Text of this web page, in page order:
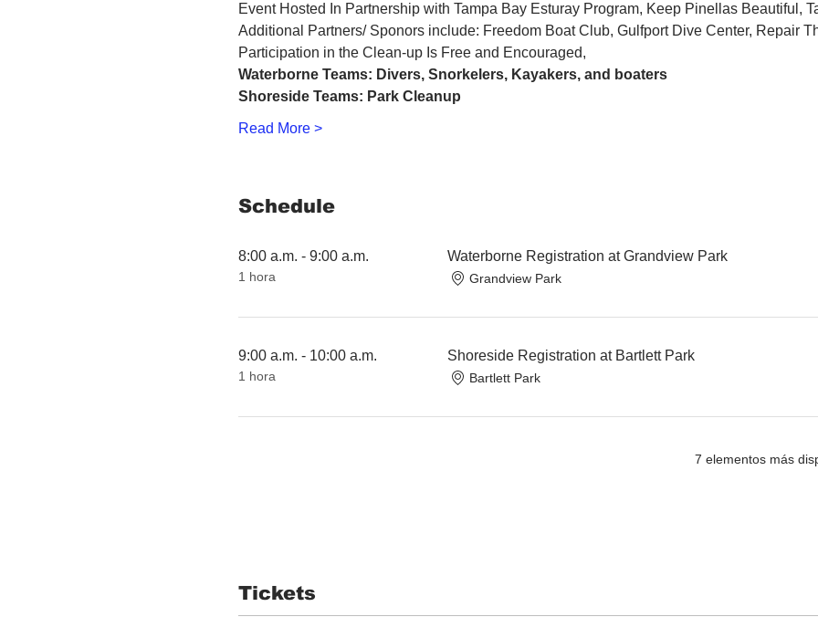
Event Hosted In Partnership with Tampa Bay Esturay Program, Keep Pinellas Beautiful,
Additional Partners/ Sponors include: Freedom Boat Club, Gulfport Dive Center, Repair
Participation in the Clean-up Is Free and Encouraged,
Waterborne Teams: Divers, Snorkelers, Kayakers, and boaters
Shoreside Teams: Park Cleanup
Read More >
Schedule
8:00 a.m. - 9:00 a.m.
1 hora
Waterborne Registration at Grandview Park
Grandview Park
9:00 a.m. - 10:00 a.m.
1 hora
Shoreside Registration at Bartlett Park
Bartlett Park
7 elementos más
Tickets